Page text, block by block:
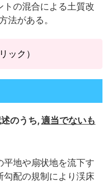
トの混合による土質改
法がある。
ック）
のうち,適当でないも
地や扇状地を流下す
勾配の規制により渓床